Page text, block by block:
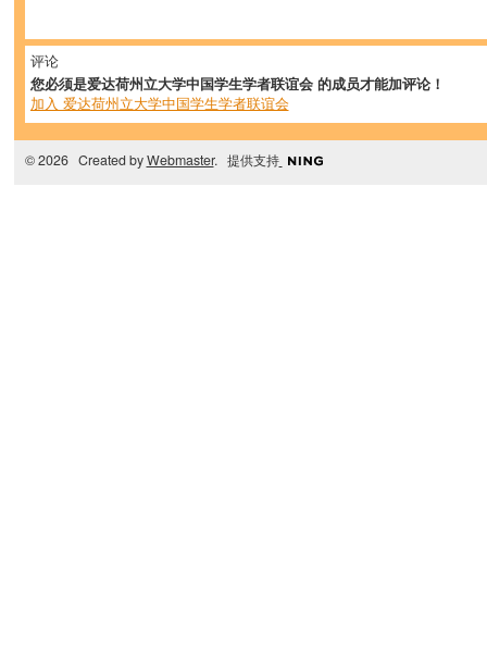
评论
您必须是爱达荷州立大学中国学生学者联谊会 的成员才能加评论！
加入 爱达荷州立大学中国学生学者联谊会
© 2026 Created byWebmaster. 提供支持